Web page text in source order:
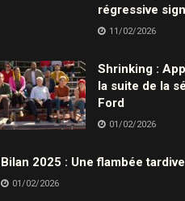
régressive
11/02/2026
Shrinking :
la suite de la
Ford
01/02/2026
Bilan 2025 : Une flambée tardive
01/02/2026